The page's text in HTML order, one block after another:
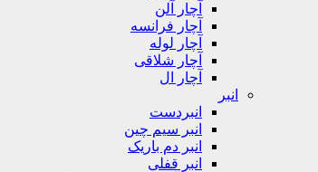
آچار آلن
آچار فرانسه
آچار لوله
آچار شلاقی
آچار ال
انبر
انبردست
انبر سیم چین
انبر دم باریک
انبر قفلی